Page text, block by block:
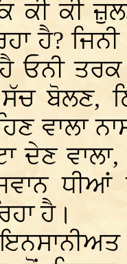
ਕੀ ਕੀ
ਹੈ?
ਹੈ ਓਨੀ
ਬੋਲਣ,
ਵਾਲਾ
ਦੇਣ
ਧੀਆਂ
ਹੈ।